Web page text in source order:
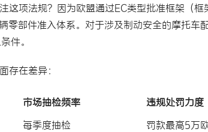
这项法规？因为欧盟通过EC类型批准框架（
零部件准入体系。对于涉及制动安全的摩
件。
存在差异：
市场抽检频率
违规处罚力度
每季度抽检
罚款最高5万